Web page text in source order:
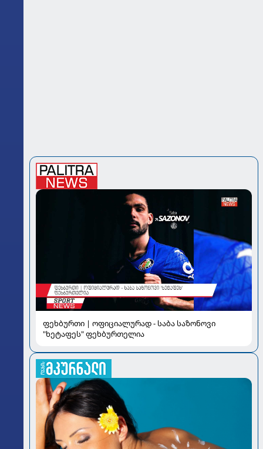
ფეხბურთი | ოფიციალურად - საბა საზონოვი
"ხეტაფეს" ფეხბურთელია